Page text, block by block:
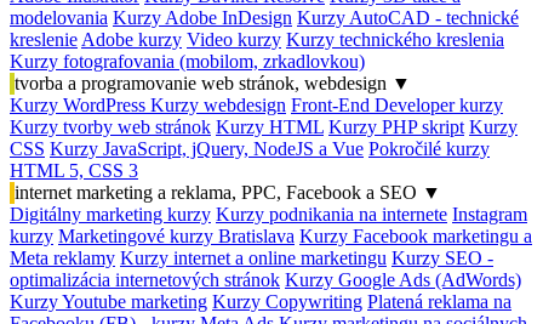
modelovania Kurzy Adobe InDesign Kurzy AutoCAD - technické
kreslenie Adobe kurzy Video kurzy Kurzy technického kreslenia
Kurzy fotografovania (mobilom, zrkadlovkou)
tvorba a programovanie web stránok, webdesign ▼
Kurzy WordPress Kurzy webdesign Front-End Developer kurzy
Kurzy tvorby web stránok Kurzy HTML Kurzy PHP skript Kurzy
CSS Kurzy JavaScript, jQuery, NodeJS a Vue Pokročilé kurzy
HTML 5, CSS 3
internet marketing a reklama, PPC, Facebook a SEO ▼
Digitálny marketing kurzy Kurzy podnikania na internete Instagram
kurzy Marketingové kurzy Bratislava Kurzy Facebook marketingu a
Meta reklamy Kurzy internet a online marketingu Kurzy SEO -
optimalizácia internetových stránok Kurzy Google Ads (AdWords)
Kurzy Youtube marketing Kurzy Copywriting Platená reklama na